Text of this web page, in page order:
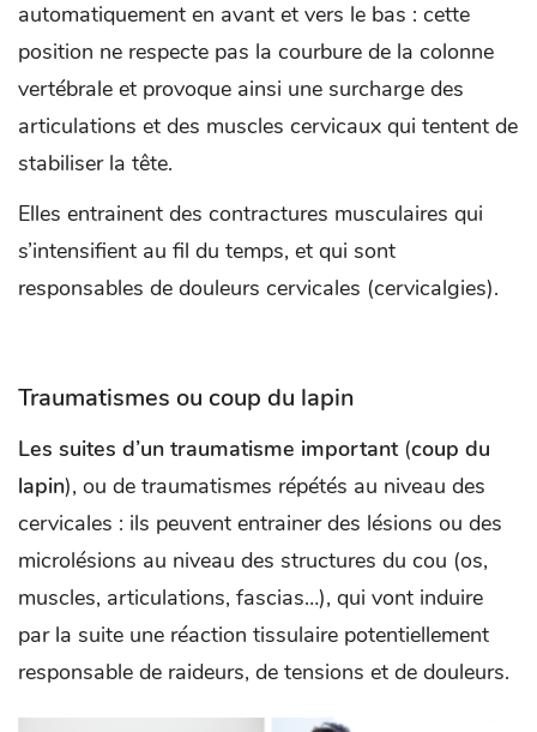
automatiquement en avant et vers le bas : cette
position ne respecte pas la courbure de la colonne
vertébrale et provoque ainsi une surcharge des
articulations et des muscles cervicaux qui tentent de
stabiliser la tête.
Elles entrainent des contractures musculaires qui
s’intensifient au fil du temps, et qui sont
responsables de douleurs cervicales (cervicalgies).
Traumatismes ou coup du lapin
Les suites d’un traumatisme important(coup du
lapin), ou de traumatismes répétés au niveau des
cervicales : ils peuvent entrainer des lésions ou des
microlésions au niveau des structures du cou (os,
muscles, articulations, fascias…), qui vont induire
par la suite une réaction tissulaire potentiellement
responsable de raideurs, de tensions et de douleurs.